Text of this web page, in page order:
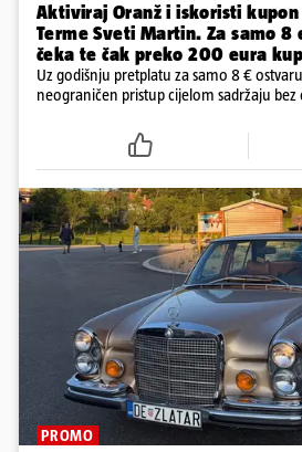
Aktiviraj Oranž i iskoristi kupon
Terme Sveti Martin. Za samo 8
čeka te čak preko 200 eura
Uz godišnju pretplatu za samo 8 €
neograničen pristup cijelom sadržaju bez
dnevne e-novine 24sata i tjednika
PROMO